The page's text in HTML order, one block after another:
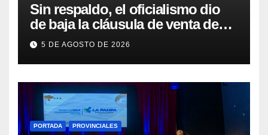
Sin respaldo, el oficialismo dio
de baja la cláusula de venta de
tierras a extranjeros para salvar la
5 DE AGOSTO DE 2026
PORTADA PROVINCIALES